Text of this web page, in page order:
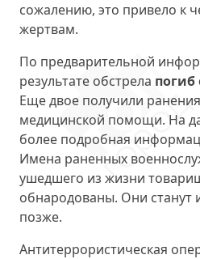
сожалению, это привело к
жертвам.
По предварительной
результате обстрела
Еще двое получили
медицинской помощи. На
более подробная
Имена раненных
ушедшего из жизни
обнародованы. Они станут
позже.
Антитеррористическая